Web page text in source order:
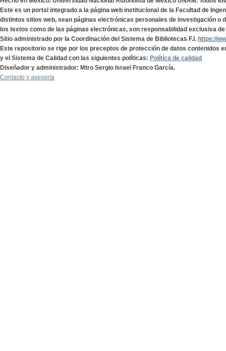
Este es un portal integrado a la página web institucional de la Facultad de
distintos sitios web, sean páginas electrónicas personales de investigación o
los textos como de las páginas electrónicas, son responsabilidad exclusiva
Sitio administrado por la Coordinación del Sistema de Bibliotecas F.I. https://
Este repositorio se rige por los preceptos de protección de datos contenidos
y el Sistema de Calidad con las siguientes políticas: Política de calidad
Diseñador y administrador: Mtro Sergio Israel Franco García.
Contacto y asesoría